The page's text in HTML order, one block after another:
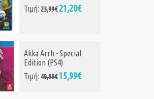
Τιμή:23,99€18,99€
Necromunda: Hired Gun
(PS4)
Τιμή:22,65€ 17,99€